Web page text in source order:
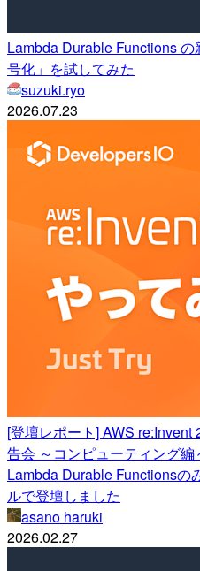
Lambda Durable Functions
号化」を試してみた
suzuki.ryo
2026.07.23
[登壇レポート] AWS
告会 ～コンピューティング
Lambda Durable Functionsの
ルで登壇しました
asano haruki
2026.02.27